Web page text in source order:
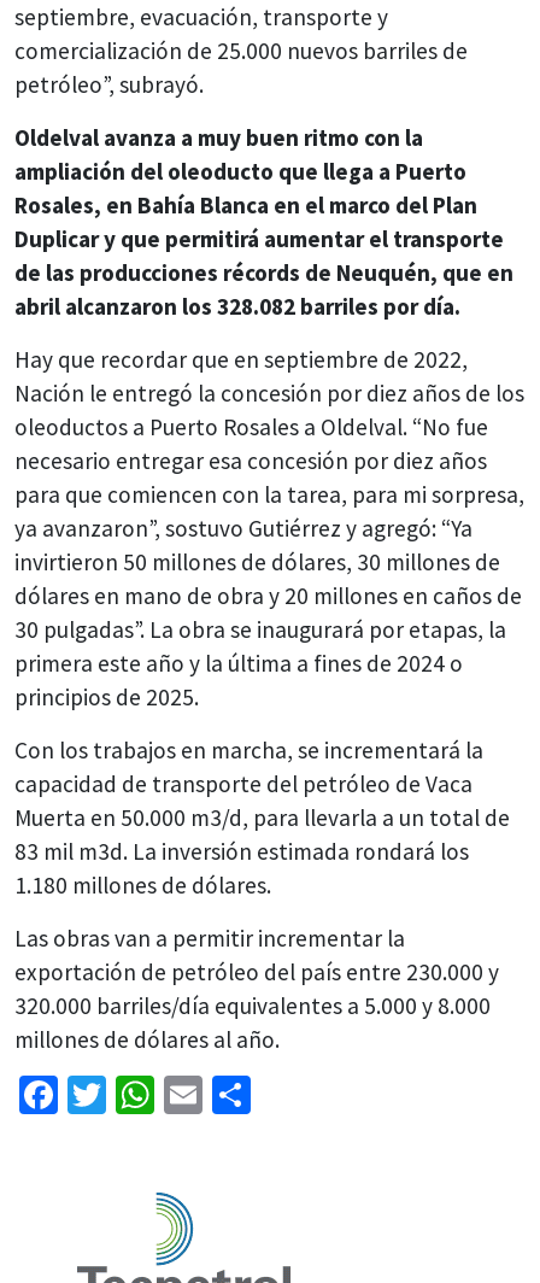
septiembre, evacuación, transporte y
comercialización de 25.000 nuevos barriles de
petróleo”, subrayó.
Oldelval avanza a muy buen ritmo con la
ampliación del oleoducto que llega a Puerto
Rosales, en Bahía Blanca en el marco del Plan
Duplicar y que permitirá aumentar el transporte
de las producciones récords de Neuquén, que en
abril alcanzaron los 328.082 barriles por día.
Hay que recordar que en septiembre de 2022,
Nación le entregó la concesión por diez años de los
oleoductos a Puerto Rosales a Oldelval. “No fue
necesario entregar esa concesión por diez años
para que comiencen con la tarea, para mi sorpresa,
ya avanzaron”, sostuvo Gutiérrez y agregó: “Ya
invirtieron 50 millones de dólares, 30 millones de
dólares en mano de obra y 20 millones en caños de
30 pulgadas”. La obra se inaugurará por etapas, la
primera este año y la última a fines de 2024 o
principios de 2025.
Con los trabajos en marcha, se incrementará la
capacidad de transporte del petróleo de Vaca
Muerta en 50.000 m3/d, para llevarla a un total de
83 mil m3d. La inversión estimada rondará los
1.180 millones de dólares.
Las obras van a permitir incrementar la
exportación de petróleo del país entre 230.000 y
320.000 barriles/día equivalentes a 5.000 y 8.000
millones de dólares al año.
Facebook
Twitter
WhatsApp
Email